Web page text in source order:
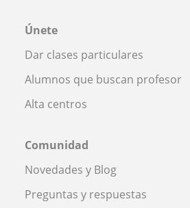
Únete
Dar clases particulares
Alumnos que buscan profesor
Alta centros
Comunidad
Novedades y Blog
Preguntas y respuestas